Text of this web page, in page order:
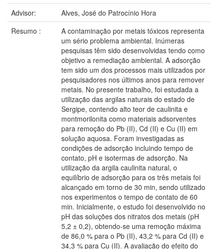
Advisor:
Alves, José do Patrocínio Hora
Resumo :
A contaminação por metais tóxicos representa
um sério problema ambiental. Inúmeras
pesquisas têm sido desenvolvidas tendo como
objetivo a remediação ambiental. A adsorção
tem sido um dos processos mais utilizados por
pesquisadores nos últimos anos para remover
metais. No presente trabalho, foi estudada a
utilização das argilas naturais do estado de
Sergipe, contendo alto teor de caulinita e
montmorilonita como materiais adsorventes
para remoção do Pb (II), Cd (II) e Cu (II) em
solução aquosa. Foram investigadas as
condições de adsorção incluindo tempo de
contato, pH e isotermas de adsorção. Na
utilização da argila caulinita natural, o
equilíbrio de adsorção para os três metais foi
alcançado em torno de 30 min, sendo utilizado
nos experimentos o tempo de contato de 60
min. Inicialmente, o estudo foi desenvolvido no
pH das soluções dos nitratos dos metais (pH
5,2 ± 0,2), obtendo-se uma remoção máxima
de 86,0 % para o Pb (II), 43,2 % para Cd (II) e
34,3 % para Cu (II). A avaliação do efeito do